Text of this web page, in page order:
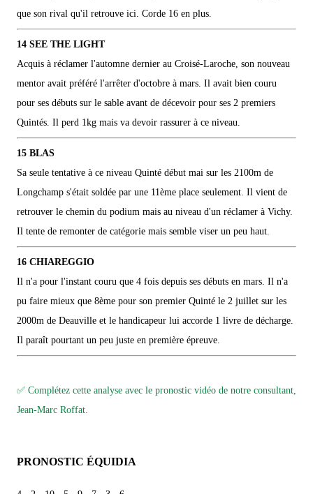
que son rival qu'il retrouve ici. Corde 16 en plus.
14 SEE THE LIGHT
Acquis à réclamer l'automne dernier au Croisé-Laroche, son nouveau
mentor avait préféré l'arrêter d'octobre à mars. Il avait bien couru
pour ses débuts sur le sable avant de décevoir pour ses 2 premiers
Quintés. Il perd 1kg mais va devoir rassurer à ce niveau.
15 BLAS
Sa seule tentative à ce niveau Quinté début mai sur les 2100m de
Longchamp s'était soldée par une 11ème place seulement. Il vient de
retrouver le chemin du podium mais au niveau d'un réclamer à Vichy.
Il tente de remonter de catégorie mais semble viser un peu haut.
16 CHIAREGGIO
Il n'a pour l'instant couru que 4 fois depuis ses débuts en mars. Il n'a
pu faire mieux que 8ème pour son premier Quinté le 2 juillet sur les
2000m de Deauville et le handicapeur lui accorde 1 livre de décharge.
Il paraît pourtant un peu juste en première épreuve.
✅ Complétez cette analyse avec le pronostic vidéo de notre consultant,
Jean-Marc Roffat.
PRONOSTIC ÉQUIDIA